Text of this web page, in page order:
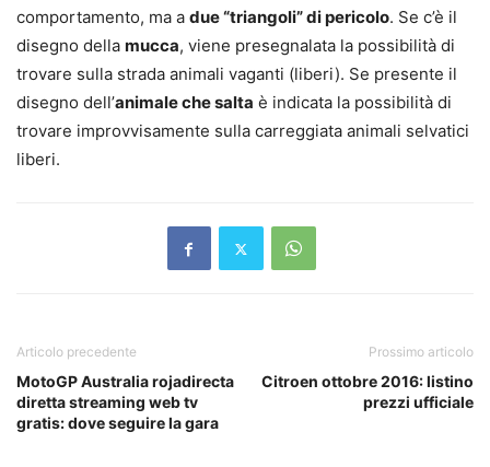
comportamento, ma a due “triangoli” di pericolo. Se c’è il
disegno della mucca, viene presegnalata la possibilità di
trovare sulla strada animali vaganti (liberi). Se presente il
disegno dell’animale che salta è indicata la possibilità di
trovare improvvisamente sulla carreggiata animali selvatici
liberi.
Articolo precedente
MotoGP Australia rojadirecta
diretta streaming web tv
gratis: dove seguire la gara
Prossimo articolo
Citroen ottobre 2016: listino
prezzi ufficiale